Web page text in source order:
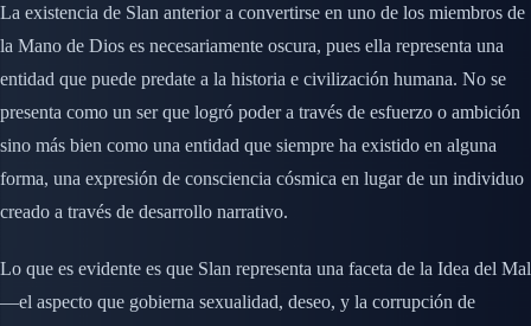
La existencia de Slan anterior a convertirse en uno de los miembros de
la Mano de Dios es necesariamente oscura, pues ella representa una
entidad que puede predate a la historia e civilización humana. No se
presenta como un ser que logró poder a través de esfuerzo o ambición
sino más bien como una entidad que siempre ha existido en alguna
forma, una expresión de consciencia cósmica en lugar de un individuo
creado a través de desarrollo narrativo.
Lo que es evidente es que Slan representa una faceta de la Idea del Mal
—el aspecto que gobierna sexualidad, deseo, y la corrupción de